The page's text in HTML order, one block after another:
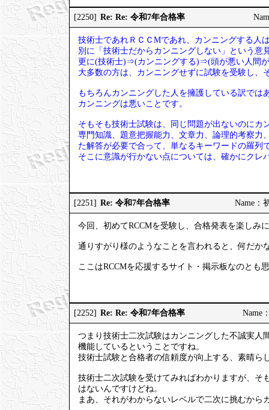
[2250] Re: Re: 令和7年合格率
技術士であれＲＣＣМであれ、カンニングする人
別に「技術士だからカンニングしない」という意
更に(技術士)⇒(カンニングする)⇒(頭が悪い人間
大多数の方は、カンニングせずに試験を受験し、
もちろんカンニングした人を擁護している訳では
カンニングは悪いことです。
そもそも技術士試験は、同じ問題が出ないのにカ
専門知識、題意把握能力、文章力、論理的考察力
た解答が必要で合って、単なるキーワードの羅列
そこに意識が行かない点については、確かにクレ
[2251] Re: 令和7年合格率 Name：
今回、初めてRCCMを受験し、合格発表を楽しみ
通りすがり様のようなことを言われると、何だか
ここはRCCMを応援するサイト・掲示板なのとも
[2252] Re: Re: 令和7年合格率 Name
つまり技術士二次試験はカンニングした不誠実人
機能しているということですね。
技術士試験と合格者の信頼度が向上する、素晴ら
技術士二次試験を受けてみればわかりますが、そ
はないんですけどね。
まあ、それがわからないレベルで二次に挑むから